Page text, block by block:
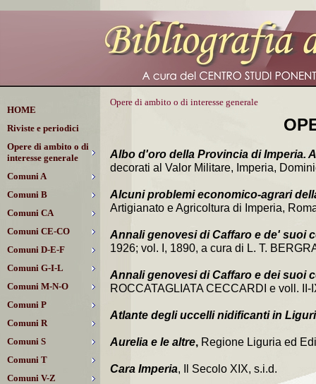
HOME
Riviste e periodici
Opere di ambito o di
interesse generale
Comuni A
Comuni B
Comuni CA
Comuni CE-CO
Comuni D-E-F
Comuni G-I-L
Comuni M-N-O
Comuni P
Comuni R
Comuni S
Comuni T
Comuni V-Z
Opere di ambito o di interesse generale
Albo d'oro della Provincia di Imperia.
decorati al Valor Militare, Imperia,
Alcuni problemi economico-agrari
Artigianato e Agricoltura di Imperia,
Annali genovesi di Caffaro e de' suoi
1926; vol. I, 1890, a cura di L. T.
Annali genovesi di Caffaro e dei suoi
ROCCATAGLIATA CECCARDI e voll.
Atlante degli uccelli nidificanti in
Aurelia e le altre, Regione Liguria ed
Cara Imperia, Il Secolo XIX, s.i.d.